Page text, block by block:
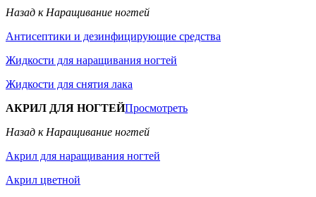
Назад к Наращивание ногтей
Антисептики и дезинфицирующие средства
Жидкости для наращивания ногтей
Жидкости для снятия лака
АКРИЛ ДЛЯ НОГТЕЙПросмотреть
Назад к Наращивание ногтей
Акрил для наращивания ногтей
Акрил цветной